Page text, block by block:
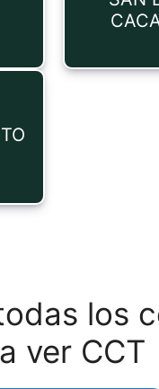
los
ver CCT